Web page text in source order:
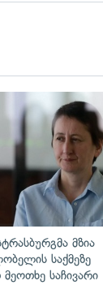
მზია
საქმეზე
საჩივარი